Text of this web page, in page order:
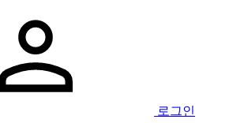
로그인